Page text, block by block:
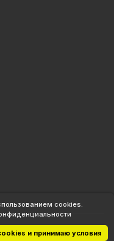
cookies.
и принимаю условия